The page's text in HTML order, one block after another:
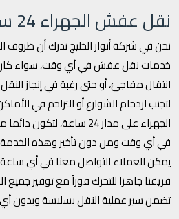
نقل عفش الجهراء 24 ساعة
نحن في شركة أنوار الخليج ندرك أن ظروف
خدمات نقل عفش في أي وقت، سواء
انتقال مفاجئ، أو حتى رغبة في إنجاز
لتجنب ازدحام الشوارع أو التزاحم في
الجهراء على مدار 24 ساعة،
في أي وقت ومن دون تأخير وهذه الخدمة
يمكن للعملاء التواصل معنا في أي ساعة
فريقنا جاهزا للتحرك فوراً مع توفير جميع
تضمن سير عملية النقل بسلاسة وبدون